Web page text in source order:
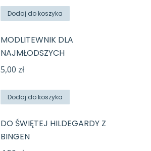
Dodaj do koszyka
MODLITEWNIK DLA
NAJMŁODSZYCH
5,00 zł
Dodaj do koszyka
DO ŚWIĘTEJ HILDEGARDY Z
BINGEN